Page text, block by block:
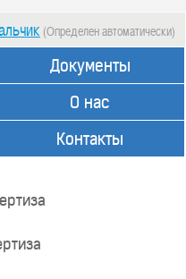
(Определен автоматически)
Документы
О нас
Контакты